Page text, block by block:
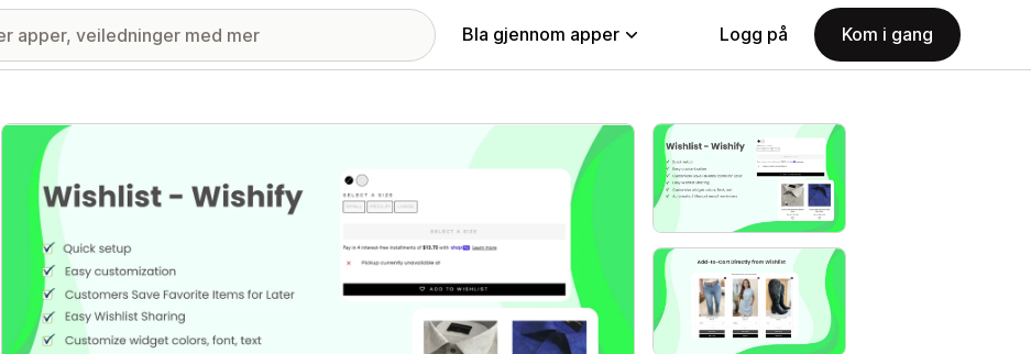
Bla gjennom apper Logg på Kom i gang
Galleri med fremhevede bilder